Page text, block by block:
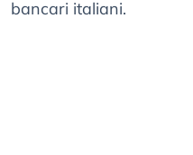
bancari italiani.